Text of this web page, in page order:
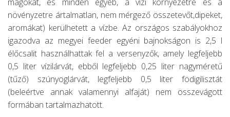
növényzetre ártalmatlan, nem mérgező összetevőt,dipeket,
aromákat) kerülhetett a vízbe. Az országos szabályokhoz
igazodva az megyei feeder egyéni bajnokságon is 2,5 l
élőcsalit használhattak fel a versenyzők, amely legfeljebb
0,5 liter vízilárvát, ebből legfeljebb 0,25 liter nagyméretű
(tűző) szúnyoglárvát, legfeljebb 0,5 liter födigilisztát
(beleértve annak valamennyi alfaját) nem összevágott
formában tartalmazhatott.